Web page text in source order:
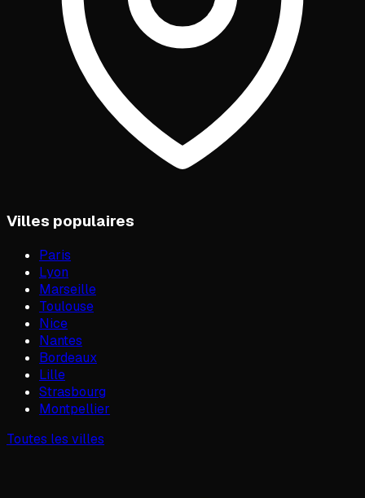
Villes populaires
Paris
Lyon
Marseille
Toulouse
Nice
Nantes
Bordeaux
Lille
Strasbourg
Montpellier
Toutes les villes